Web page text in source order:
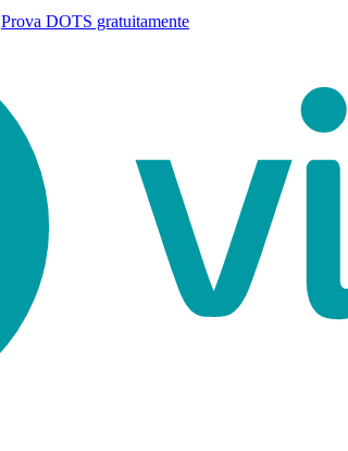
Prova DOTS gratuitamente